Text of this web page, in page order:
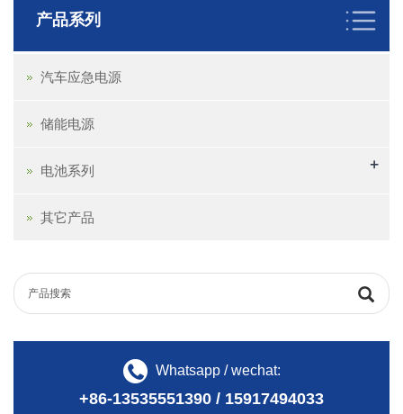
产品系列
汽车应急电源
储能电源
电池系列 +
其它产品
Whatsapp / wechat:
+86-13535551390 / 15917494033